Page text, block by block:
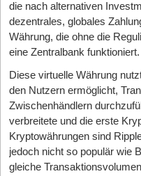
die nach alternativen
dezentrales, globales
Währung, die ohne die
eine Zentralbank funktioniert.
Diese virtuelle Währung
den Nutzern ermöglicht,
Zwischenhändlern
verbreitete und die erste
Kryptowährungen sind
jedoch nicht so populär wie
gleiche